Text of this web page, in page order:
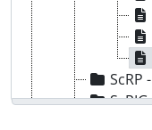
ScRP